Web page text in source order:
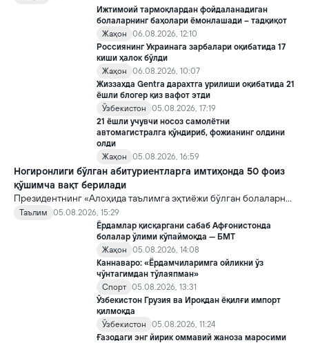
қоидалар кучга киради.Ижтимоий тармоқлардан фойдаланадиган
болаларнинг баҳолари ёмонлашади – тадқиқот
Жаҳон
06.08.2026, 12:10
Россиянинг Украинага зарбалари оқибатида 17
киши ҳалок бўлди
Жаҳон
06.08.2026, 10:07
Жиззахда Gentra дарахтга урилиши оқибатида 21
ёшли блогер қиз вафот этди
Ўзбекистон
05.08.2026, 17:19
21 ёшли учувчи носоз самолётни
автомагистралга қўндириб, фожианинг олдини
олди
Жаҳон
05.08.2026, 16:59
Ногиронлиги бўлган абитуриентларга имтиҳонда 50 фоиз
қўшимча вақт берилади
Президентнинг «Алоҳида таълимга эҳтиёжи бўлган болаларни
таълим ва ижтимоий хизматлар билан қамраб олиш тизимини
такомиллаштириш бўйича қўшимча чора-тадбирлар
тўғрисида»ги қарори билан инклюзив таълим соҳасида қатор
янги механизмлар жорий этилади.
Таълим
05.08.2026, 15:29
Ёрдамлар қисқаргани сабаб Афғонистонда
болалар ўлими кўпаймоқда — БМТ
Жаҳон
05.08.2026, 14:08
Каннаваро: «Ёрдамчиларимга ойликни ўз
чўнтагимдан тўлаяпман»
Спорт 05.08.2026, 13:31
Ўзбекистон Грузия ва Ироқдан ёқилғи импорт
қилмоқда
Ўзбекистон
05.08.2026, 11:24
Ғазодаги энг йирик оммавий жаноза маросими